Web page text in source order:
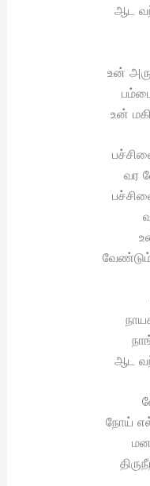
ஆட
உன்
உன்
வர
ஆட
நோய்